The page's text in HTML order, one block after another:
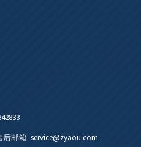
后邮箱: service@zyaou.com